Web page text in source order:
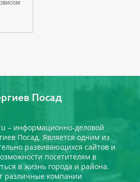
Посад
– информационно-деловой
Посад. Является одним из
развивающихся сайтов и
посетителям в
в жизнь города и района.
различные компании